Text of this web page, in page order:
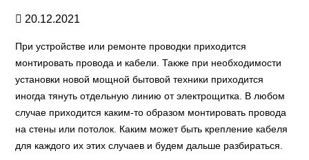
20.12.2021
При устройстве или ремонте проводки приходится
монтировать провода и кабели. Также при необходимости
установки новой мощной бытовой техники приходится
иногда тянуть отдельную линию от электрощитка. В любом
случае приходится каким-то образом монтировать провода
на стены или потолок. Каким может быть крепление кабеля
для каждого их этих случаев и будем дальше разбираться.